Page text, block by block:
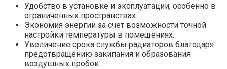
Удобство в установке и эксплуатации, особенно в
ограниченных пространствах.
Экономия энергии за счет возможности точной
настройки температуры в помещениях.
Увеличение срока службы радиаторов благодаря
предотвращению закипания и образования
воздушных пробок.